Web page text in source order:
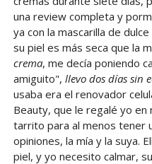
una review completa y
ya con la mascarilla de
su piel es más seca que la
crema, me decía poniendo
amiguito", llevo dos días sin
usaba era el renovador
Beauty, que le regalé yo en
tarrito para al menos tener
opiniones, la mía y la suya.
piel, y yo necesito calmar,